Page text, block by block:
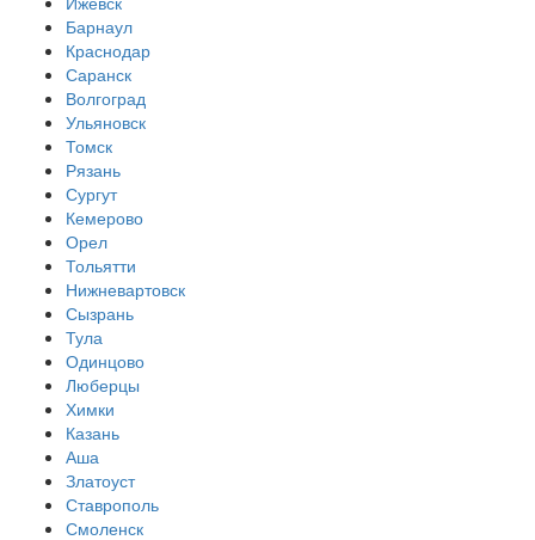
Барнаул
Краснодар
Саранск
Волгоград
Ульяновск
Томск
Рязань
Сургут
Кемерово
Орел
Тольятти
Нижневартовск
Сызрань
Тула
Одинцово
Люберцы
Химки
Казань
Аша
Златоуст
Ставрополь
Смоленск